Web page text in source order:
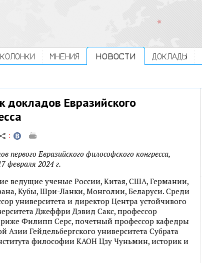
КОЛОНКИ МНЕНИЯ НОВОСТИ ДОКЛАДЫ
докладов Евразийского
первого Евразийского философского конгресса,
февраля 2024 г.
ведущие ученые России, Китая, США, Германии,
Кубы, Шри-Ланки, Монголии, Беларуси. Среди
университета и директор Центра устойчивого
Джеффри Дэвид Сакс, профессор
Филипп Серс, почетный профессор кафедры
Гейдельбергского университета Субрата
философии КАОН Цзу Чуньмин, историк и